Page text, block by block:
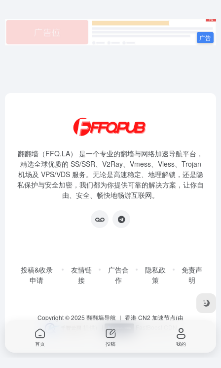
翻翻墙（FFQ.LA） 是一个专业的翻墙与网络加速导航平台，
精选全球优质的 SS/SSR、V2Ray、Vmess、Vless、Trojan
机场及 VPS/VDS 服务。无论是高速稳定、地理解锁，还是隐
私保护与安全加密，我们都为你提供可靠的解决方案，让你自
由、安全、畅快地畅游互联网。
投稿&收录
申请
友情链
接
广告合
作
隐私政
策
免责声
明
Copyright © 2025 翻翻墙导航 ｜ 香港 CN2 加速节点(由
首页 投稿 我的